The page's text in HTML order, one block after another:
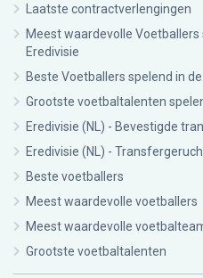
Laatste contractverlengingen
Meest waardevolle
Eredivisie
Beste Voetballers spelend in
Grootste voetbaltalenten
Eredivisie (NL) - Bevestigde
Eredivisie (NL) -
Beste voetballers
Meest waardevolle voetballers
Meest waardevolle
Grootste voetbaltalenten